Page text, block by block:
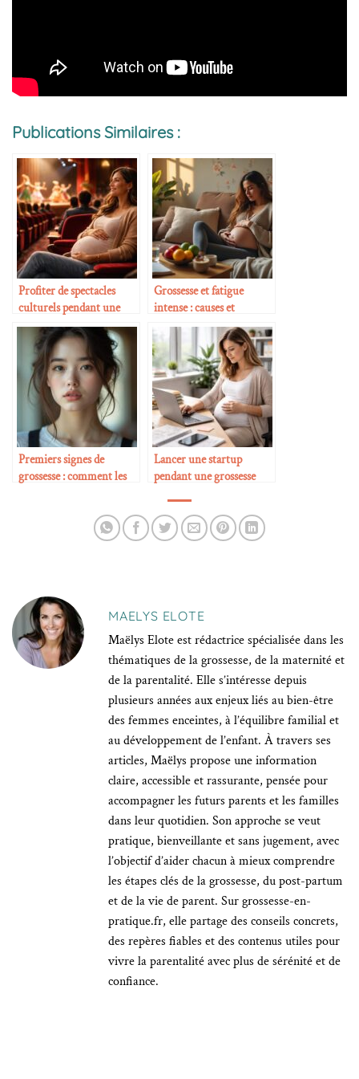
Publications Similaires :
Profiter de spectacles
culturels pendant une
grossesse
Grossesse et fatigue
intense : causes et
solutions
Premiers signes de
grossesse : comment les
Lancer une startup
pendant une grossesse
MAELYS ELOTE
Maëlys Elote est rédactrice spécialisée dans les
thématiques de la grossesse, de la maternité et
de la parentalité. Elle s’intéresse depuis
plusieurs années aux enjeux liés au bien-être
des femmes enceintes, à l’équilibre familial et
au développement de l’enfant. À travers ses
articles, Maëlys propose une information
claire, accessible et rassurante, pensée pour
accompagner les futurs parents et les familles
dans leur quotidien. Son approche se veut
pratique, bienveillante et sans jugement, avec
l’objectif d’aider chacun à mieux comprendre
les étapes clés de la grossesse, du post-partum
et de la vie de parent. Sur grossesse-en-
pratique.fr, elle partage des conseils concrets,
des repères fiables et des contenus utiles pour
vivre la parentalité avec plus de sérénité et de
confiance.